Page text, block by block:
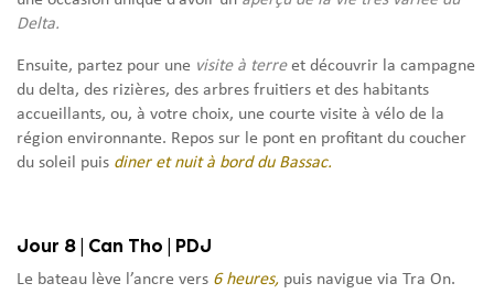
Delta.
Ensuite, partez pour une visite à terreet découvrir la campagne
du delta, des rizières, des arbres fruitiers et des habitants
accueillants, ou, à votre choix, une courte visite à vélo de la
région environnante. Repos sur le pont en profitant du coucher
du soleil puis diner et nuit à bord du Bassac.
Jour 8 | Can Tho | PDJ
Le bateau lève l’ancre vers 6 heures, puis navigue via Tra On.